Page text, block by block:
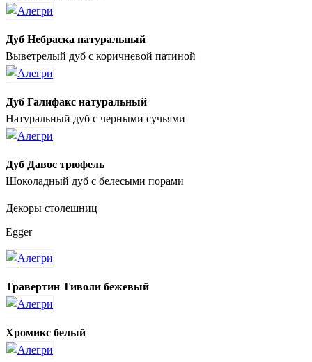
Дуб Небраска натуральный
Выветрелый дуб с коричневой патиной
Дуб Галифакс натуральный
Натуральный дуб с черными сучьями
Дуб Давос трюфель
Шоколадный дуб с белесыми порами
Декоры столешниц
Egger
Травертин Тиволи бежевый
Хромикс белый